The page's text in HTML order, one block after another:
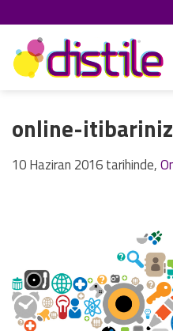
atla
online-
10 Haziran 2016tarihinde,